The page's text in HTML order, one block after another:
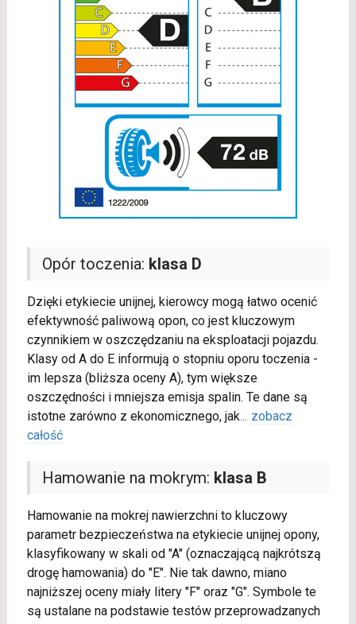
Opór toczenia: klasa D
Dzięki etykiecie unijnej, kierowcy mogą łatwo ocenić
efektywność paliwową opon, co jest kluczowym
czynnikiem w oszczędzaniu na eksploatacji pojazdu.
Klasy od A do E informują o stopniu oporu toczenia -
im lepsza (bliższa oceny A), tym większe
oszczędności i mniejsza emisja spalin. Te dane są
istotne zarówno z ekonomicznego, jak... zobacz
całość
Hamowanie na mokrym: klasa B
Hamowanie na mokrej nawierzchni to kluczowy
parametr bezpieczeństwa na etykiecie unijnej opony,
klasyfikowany w skali od "A" (oznaczającą najkrótszą
drogę hamowania) do "E". Nie tak dawno, miano
najniższej oceny miały litery "F" oraz "G". Symbole te
są ustalane na podstawie testów przeprowadzanych